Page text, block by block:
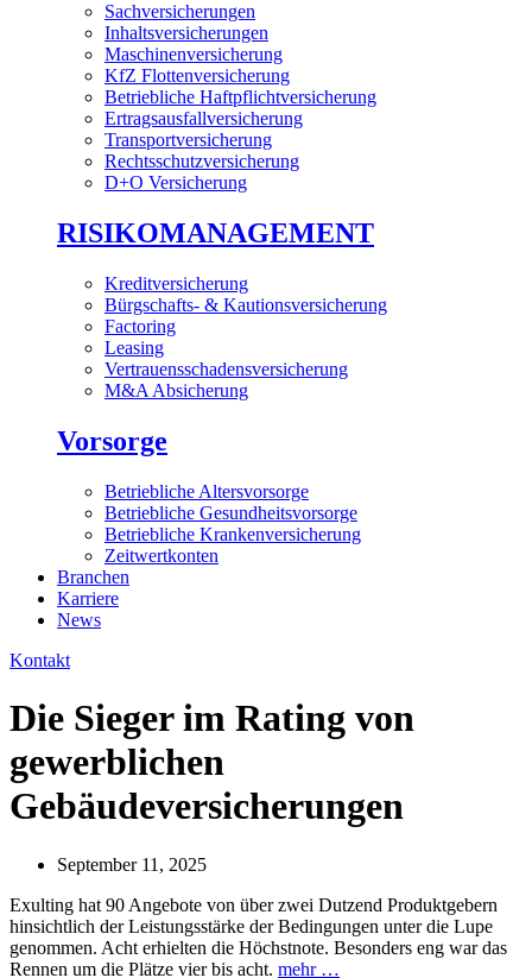
Sachversicherungen
Inhaltsversicherungen
Maschinenversicherung
KfZ Flottenversicherung
Betriebliche Haftpflichtversicherung
Ertragsausfallversicherung
Transportversicherung
Rechtsschutzversicherung
D+O Versicherung
RISIKOMANAGEMENT
Kreditversicherung
Bürgschafts- & Kautionsversicherung
Factoring
Leasing
Vertrauensschadensversicherung
M&A Absicherung
Vorsorge
Betriebliche Altersvorsorge
Betriebliche Gesundheitsvorsorge
Betriebliche Krankenversicherung
Zeitwertkonten
Branchen
Karriere
News
Kontakt
Die Sieger im Rating von
gewerblichen
Gebäudeversicherungen
September 11, 2025
Exulting hat 90 Angebote von über zwei Dutzend Produktgebern
hinsichtlich der Leistungsstärke der Bedingungen unter die Lupe
genommen. Acht erhielten die Höchstnote. Besonders eng war das
Rennen um die Plätze vier bis acht. mehr …